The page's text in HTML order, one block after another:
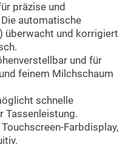
präzise und
automatische
überwacht und korrigiert
und für
feinem Milchschaum
schnelle
Tassenleistung.
Farbdisplay,